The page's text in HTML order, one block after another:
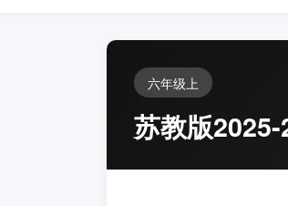
六年级上
苏教版2025-